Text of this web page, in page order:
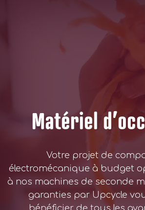
Matériel
Votre projet de
électromécanique à budget
à nos machines de seconde
garanties par Upcycle
bénéficier de tous les